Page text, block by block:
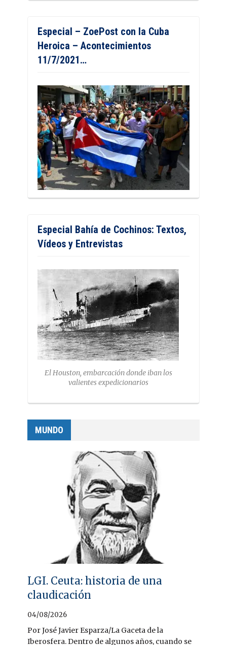
Especial – ZoePost con la Cuba
Heroica – Acontecimientos
11/7/2021…
Especial Bahía de Cochinos: Textos,
Vídeos y Entrevistas
El Houston, embarcación donde iban los
valientes expedicionarios
MUNDO
LGI. Ceuta: historia de una
claudicación
04/08/2026
Por José Javier Esparza/La Gaceta de la
Iberosfera. Dentro de algunos años, cuando se